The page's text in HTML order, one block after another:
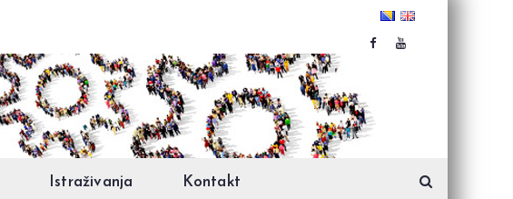
Istraživanja Kontakt